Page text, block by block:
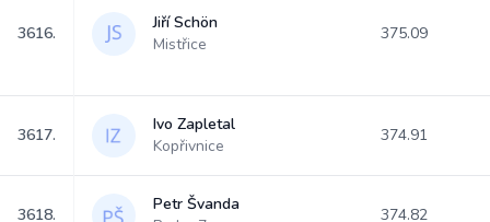
3616.
Jiří Schön
Mistřice
375.09
3617.
Ivo Zapletal
Kopřivnice
374.91
3618.
Petr Švanda
374.82